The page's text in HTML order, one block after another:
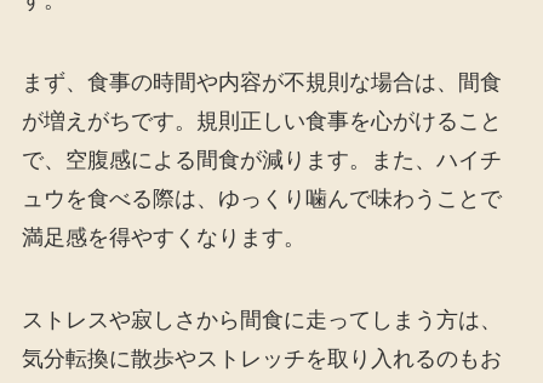
まず、食事の時間や内容が不規則な場合は、間食
が増えがちです。規則正しい食事を心がけること
で、空腹感による間食が減ります。また、ハイチ
ュウを食べる際は、ゆっくり噛んで味わうことで
満足感を得やすくなります。
ストレスや寂しさから間食に走ってしまう方は、
気分転換に散歩やストレッチを取り入れるのもお